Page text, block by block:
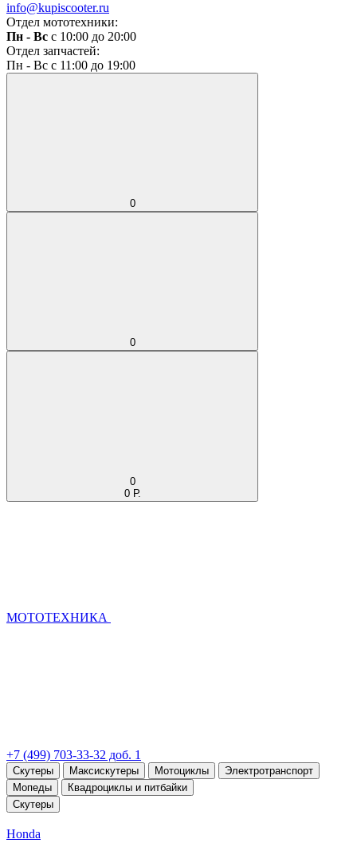
info@kupiscooter.ru
Отдел мототехники:
Пн - Вс с 10:00 до 20:00
Отдел запчастей:
Пн - Вс с 11:00 до 19:00
0
0
0
0 Р.
МОТОТЕХНИКА
+7 (499) 703-33-32 доб. 1
Скутеры Максискутеры Мотоциклы
Электротранспорт
Мопеды
Квадроциклы и питбайки
Скутеры
Honda